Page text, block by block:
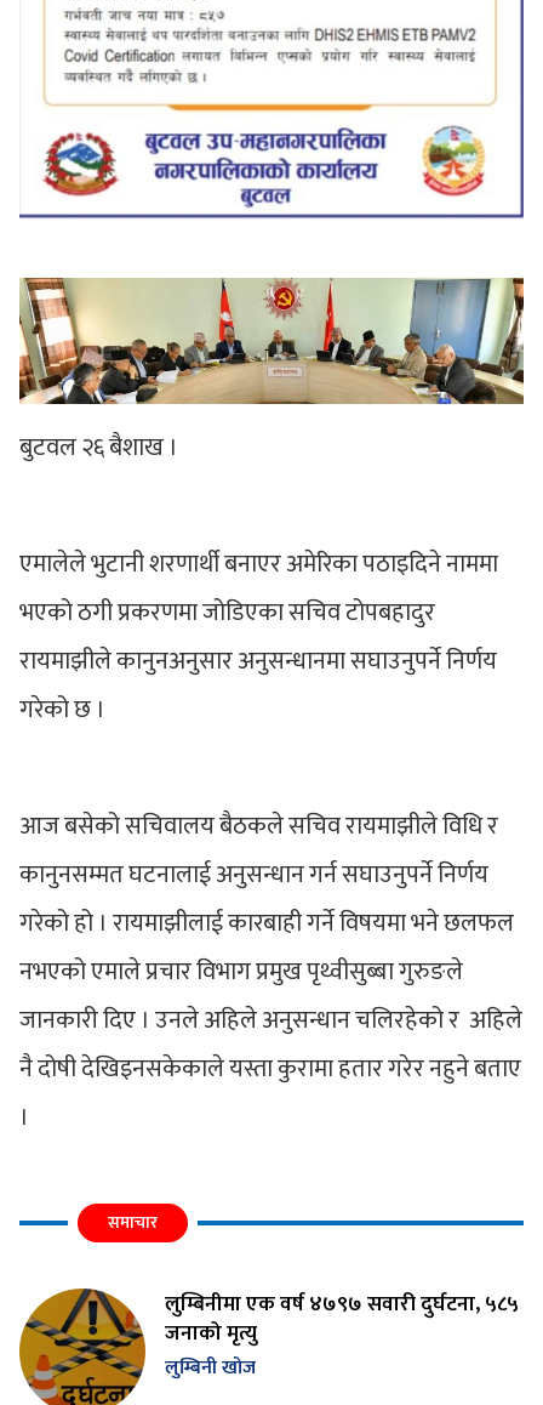
बुटवल २६ बैशाख ।
एमालेले भुटानी शरणार्थी बनाएर अमेरिका पठाइदिने नाममा
भएको ठगी प्रकरणमा जोडिएका सचिव टोपबहादुर
रायमाझीले कानुनअनुसार अनुसन्धानमा सघाउनुपर्ने निर्णय
गरेको छ ।
आज बसेको सचिवालय बैठकले सचिव रायमाझीले विधि र
कानुनसम्मत घटनालाई अनुसन्धान गर्न सघाउनुपर्ने निर्णय
गरेको हो । रायमाझीलाई कारबाही गर्ने विषयमा भने छलफल
नभएको एमाले प्रचार विभाग प्रमुख पृथ्वीसुब्बा गुरुङले
जानकारी दिए । उनले अहिले अनुसन्धान चलिरहेको र अहिले
नै दोषी देखिइनसकेकाले यस्ता कुरामा हतार गरेर नहुने बताए
।
समाचार
लुम्बिनीमा एक वर्ष ४७९७ सवारी दुर्घटना, ५८५
जनाको मृत्यु
लुम्बिनी खोज